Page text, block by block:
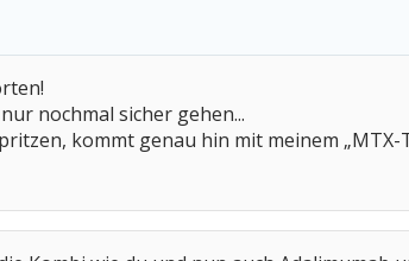
nochmal sicher gehen...
kommt genau hin mit meinem „MTX-